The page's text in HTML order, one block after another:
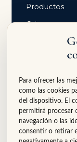
Para ofrecer las
como las cookies
del dispositivo. El
permitirá procesar
navegación o las
consentir o retirar
Productos
Origen
Tiendas
PARA
Si tienes una
boutique o
información